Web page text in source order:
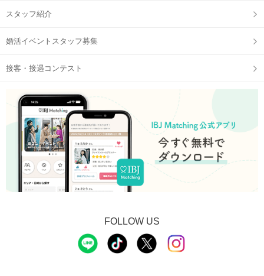
スタッフ紹介
婚活イベントスタッフ募集
接客・接遇コンテスト
FOLLOW US